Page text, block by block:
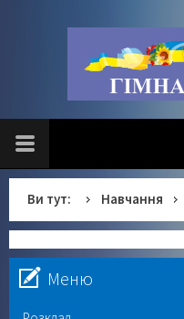
Ви тут: Навчання
Меню